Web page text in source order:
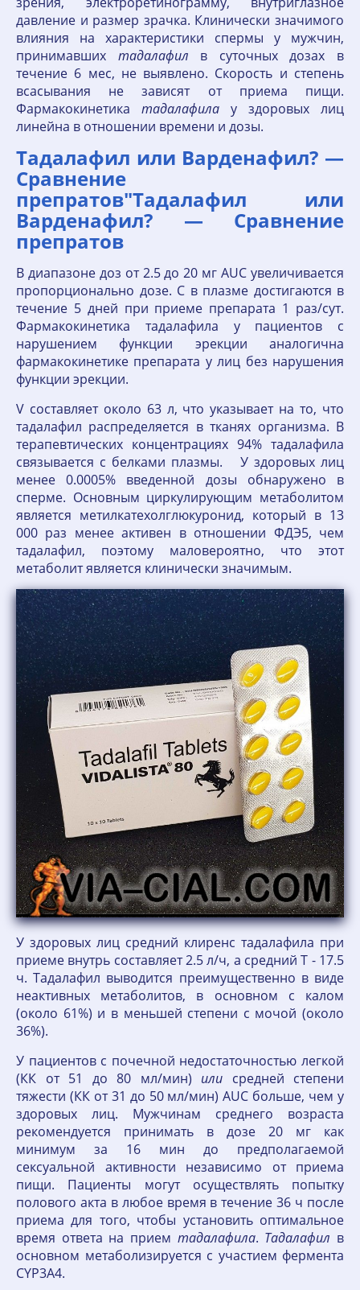
давление и размер зрачка. Клинически значимого
влияния на характеристики спермы у мужчин,
принимавших тадалафил в суточных дозах в
течение 6 мес, не выявлено. Скорость и степень
всасывания не зависят от приема пищи.
Фармакокинетика тадалафила у здоровых лиц
линейна в отношении времени и дозы.
Тадалафил или Варденафил? —
Сравнение
препратов"Тадалафил или
Варденафил? — Сравнение
препратов
В диапазоне доз от 2.5 до 20 мг AUC увеличивается
пропорционально дозе. C в плазме достигаются в
течение 5 дней при приеме препарата 1 раз/сут.
Фармакокинетика тадалафила у пациентов с
нарушением функции эрекции аналогична
фармакокинетике препарата у лиц без нарушения
функции эрекции.
V составляет около 63 л, что указывает на то, что
тадалафил распределяется в тканях организма. В
терапевтических концентрациях 94% тадалафила
связывается с белками плазмы. У здоровых лиц
менее 0.0005% введенной дозы обнаружено в
сперме. Основным циркулирующим метаболитом
является метилкатехолглюкуронид, который в 13
000 раз менее активен в отношении ФДЭ5, чем
тадалафил, поэтому маловероятно, что этот
метаболит является клинически значимым.
У здоровых лиц средний клиренс тадалафила при
приеме внутрь составляет 2.5 л/ч, а средний T - 17.5
ч. Тадалафил выводится преимущественно в виде
неактивных метаболитов, в основном с калом
(около 61%) и в меньшей степени с мочой (около
36%).
У пациентов с почечной недостаточностью легкой
(КК от 51 до 80 мл/мин) или средней степени
тяжести (КК от 31 до 50 мл/мин) AUC больше, чем у
здоровых лиц. Мужчинам среднего возраста
рекомендуется принимать в дозе 20 мг как
минимум за 16 мин до предполагаемой
сексуальной активности независимо от приема
пищи. Пациенты могут осуществлять попытку
полового акта в любое время в течение 36 ч после
приема для того, чтобы установить оптимальное
время ответа на прием тадалафила. Тадалафил в
основном метаболизируется с участием фермента
CYP3A4.